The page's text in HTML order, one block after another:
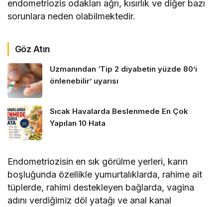
endometriozis odakları ağrı, kısırlık ve diğer bazı
sorunlara neden olabilmektedir.
Göz Atın
Uzmanından ‘Tip 2 diyabetin yüzde 80’i
önlenebilir’ uyarısı
Sıcak Havalarda Beslenmede En Çok
Yapılan 10 Hata
Endometriozisin en sık görülme yerleri, karın
boşluğunda özellikle yumurtalıklarda, rahime ait
tüplerde, rahimi destekleyen bağlarda, vagina
adını verdiğimiz döl yatağı ve anal kanal